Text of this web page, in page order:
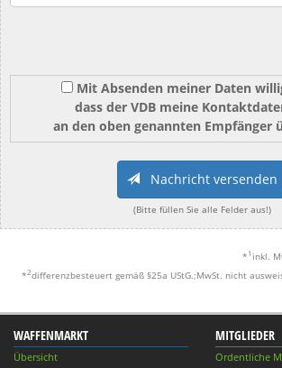
Mit Absenden meiner Daten
dass der VDB meine
an den oben genannten Empfänger
Nachricht versenden
(Bitte füllen Sie alle Felder aus!)
* 1 inkl.
*2differenzbesteuert gemäß §25a UStG.;MwSt. nicht
WAFFENMARKT
Übersicht
MITGLIEDER
Ordentliche